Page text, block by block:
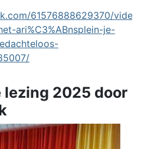
61576888629370/videos/
ari%C3%ABnsplein-je-
lezing 2025 door